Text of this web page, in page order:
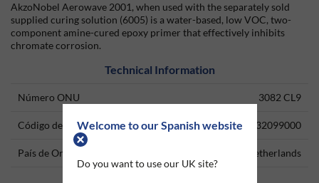
Welcome to our Spanish website
Do you want to use our UK site?
AkzoNobel Aerowave 2001, when used with the separately sold
supplied curing solution (6005) is a water-based, low VOC, two-
component amine-cured epoxy primer that effectively inhibits
chromate corrosion.
Technical Information
Número ONU 3082 CL9
Código del producto 32099000
País de Origen Netherlands